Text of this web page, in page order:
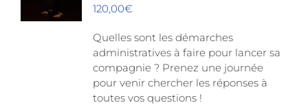
120,00€
Quelles sont les démarches
administratives à faire pour lancer sa
compagnie ? Prenez une journée
pour venir chercher les réponses à
toutes vos questions !